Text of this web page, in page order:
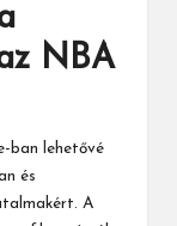
NBA
ban lehetővé
és
A